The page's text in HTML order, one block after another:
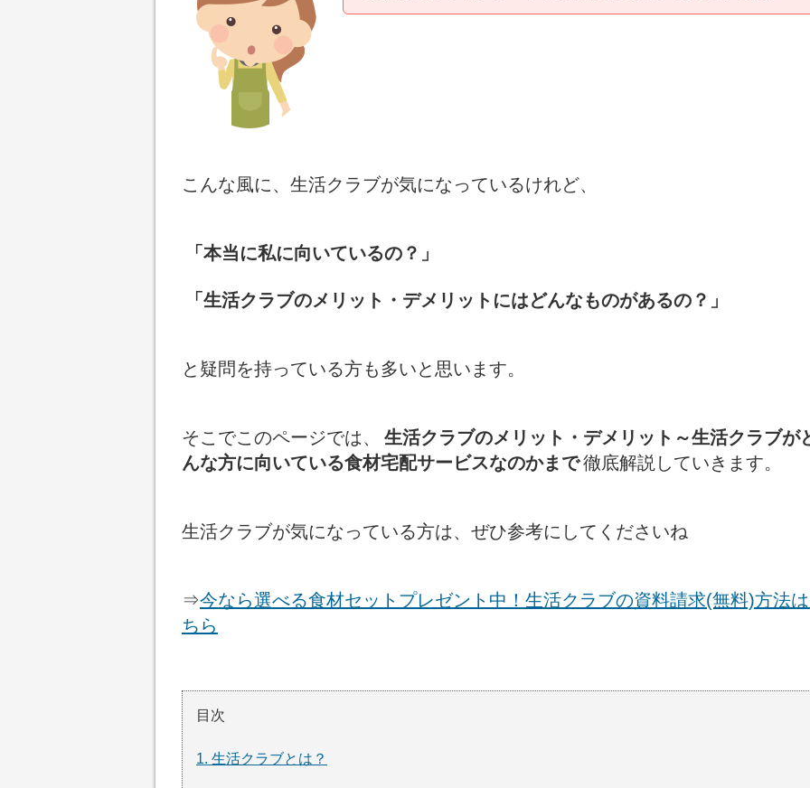
こんな風に、生活クラブが気になっているけれど、
「本当に私に向いているの？」
「生活クラブのメリット・デメリットにはどんなものがあるの？」
と疑問を持っている方も多いと思います。
そこでこのページでは、
生活クラブのメリット・デメリット～生活クラブが
んな方に向いている食材宅配サービスなのかまで徹底解説していきます。
生活クラブが気になっている方は、ぜひ参考にしてくださいね
⇒今なら選べる食材セットプレゼント中！生活クラブの資料請求(無料)方法
ちら
目次
1. 生活クラブとは？